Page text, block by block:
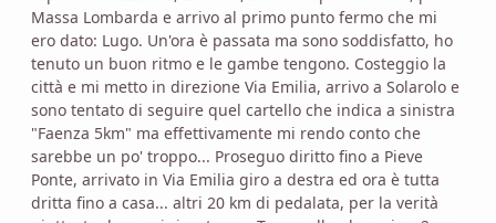
Massa Lombarda e arrivo al primo punto fermo che mi
ero dato: Lugo. Un'ora è passata ma sono soddisfatto, ho
tenuto un buon ritmo e le gambe tengono. Costeggio la
città e mi metto in direzione Via Emilia, arrivo a Solarolo e
sono tentato di seguire quel cartello che indica a sinistra
"Faenza 5km" ma effettivamente mi rendo conto che
sarebbe un po' troppo... Proseguo diritto fino a Pieve
Ponte, arrivato in Via Emilia giro a destra ed ora è tutta
dritta fino a casa... altri 20 km di pedalata, per la verità